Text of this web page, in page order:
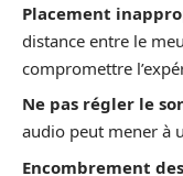
Placement
distance entre le
compromettre
Ne pas régler le
audio peut mener à
Encombrement